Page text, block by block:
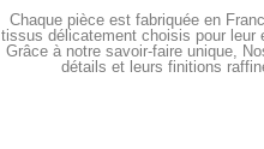
Chaque pièce est fabriquée en
tissus délicatement choisis pour leur
Grâce à notre savoir-faire unique,
détails et leurs finitions